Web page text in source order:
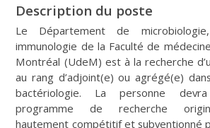
Description du poste
Le Département de
immunologie de la Faculté de
Montréal (UdeM) est à la recherche
au rang d’adjoint(e) ou agrégé(e)
bactériologie. La personne
programme de recherche
hautement compétitif et subventionné